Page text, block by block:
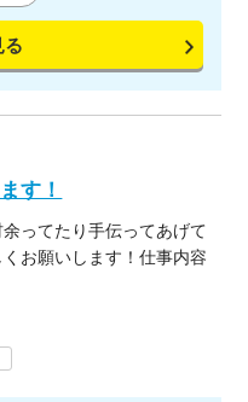
す！
ってたり手伝ってあげて
お願いします！仕事内容
、材料運び、清掃、各種
れる方歓迎です！単価は
)¥20,000でお願いしま
の用意します！気軽に声
ます！